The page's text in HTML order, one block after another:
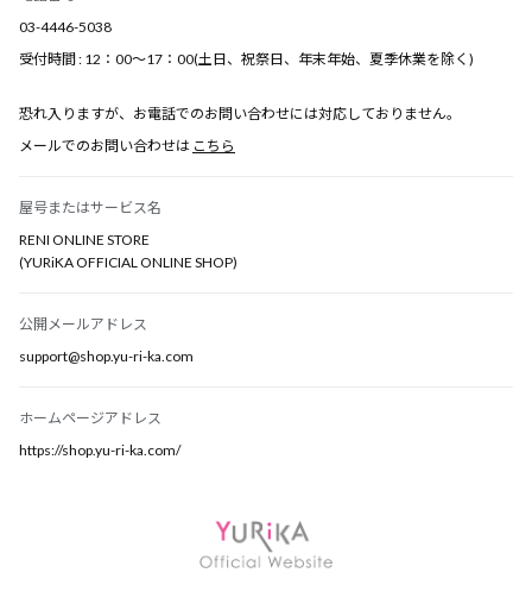
03-4446-5038
受付時間 : 12：00～17：00(土日、祝祭日、年末年始、夏季休業を除く)
恐れ入りますが、お電話でのお問い合わせには対応しておりません。
メールでのお問い合わせは こちら
屋号またはサービス名
RENI ONLINE STORE
(YURiKA OFFICIAL ONLINE SHOP)
公開メールアドレス
support@shop.yu-ri-ka.com
ホームページアドレス
https://shop.yu-ri-ka.com/